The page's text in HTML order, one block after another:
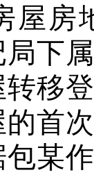
屋房
下
移
首
某